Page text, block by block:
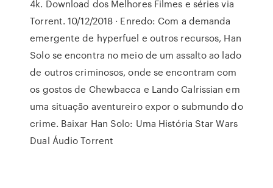
4k. Download dos Melhores Filmes e séries via
Torrent. 10/12/2018 · Enredo: Com a demanda
emergente de hyperfuel e outros recursos, Han
Solo se encontra no meio de um assalto ao lado
de outros criminosos, onde se encontram com
os gostos de Chewbacca e Lando Calrissian em
uma situação aventureiro expor o submundo do
crime. Baixar Han Solo: Uma História Star Wars
Dual Áudio Torrent